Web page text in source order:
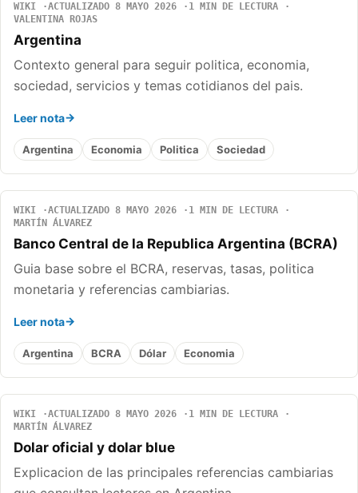
WIKI ACTUALIZADO 8 MAYO 2026
1 MIN DE LECTURA
VALENTINA ROJAS
Argentina
Contexto general para seguir politica, economia,
sociedad, servicios y temas cotidianos del pais.
Leer nota
Argentina Economia Politica Sociedad
WIKI ACTUALIZADO 8 MAYO 2026
1 MIN DE LECTURA
MARTÍN ÁLVAREZ
Banco Central de la Republica Argentina (BCRA)
Guia base sobre el BCRA, reservas, tasas, politica
monetaria y referencias cambiarias.
Leer nota
Argentina BCRA Dólar Economia
WIKI ACTUALIZADO 8 MAYO 2026
1 MIN DE LECTURA
MARTÍN ÁLVAREZ
Dolar oficial y dolar blue
Explicacion de las principales referencias cambiarias